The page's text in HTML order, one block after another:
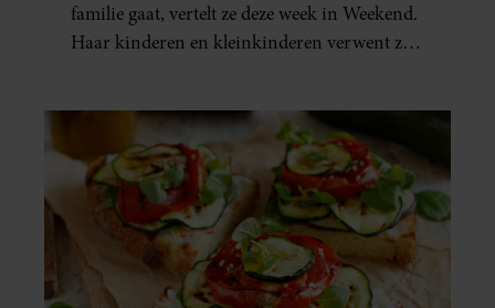
familie gaat, vertelt ze deze week in Weekend.
Haar kinderen en kleinkinderen verwent ze